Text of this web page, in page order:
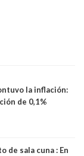
la inflación:
de 0,1%
de sala cuna : En